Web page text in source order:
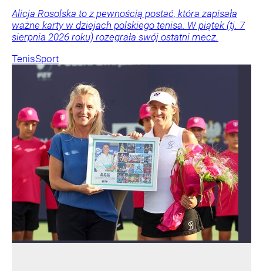
Alicja Rosolska to z pewnością postać, która zapisała
ważne karty w dziejach polskiego tenisa. W piątek (tj. 7
sierpnia 2026 roku) rozegrała swój ostatni mecz.
TenisSport